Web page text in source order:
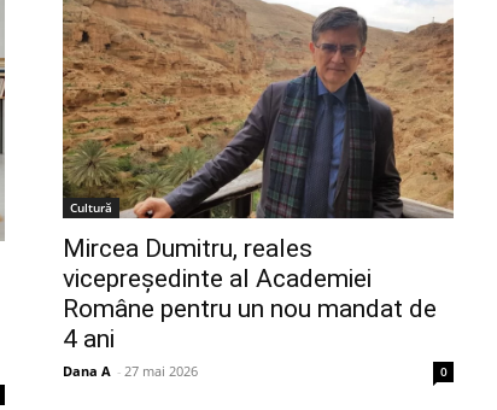
Cultură
Mircea Dumitru, reales
vicepreședinte al Academiei
Române pentru un nou mandat de
4 ani
Dana A - 27 mai 2026 0